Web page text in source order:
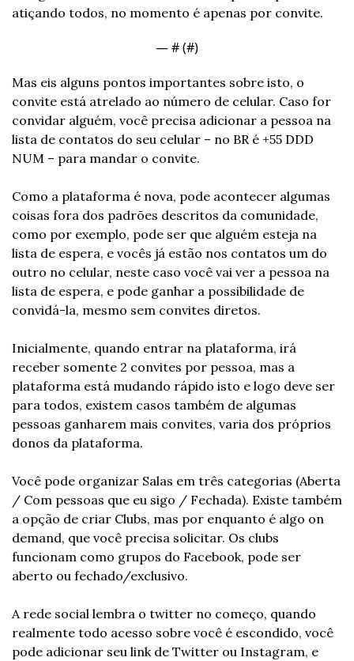
atiçando todos, no momento é apenas por convite.
— # (#)
Mas eis alguns pontos importantes sobre isto, o
convite está atrelado ao número de celular. Caso for
convidar alguém, você precisa adicionar a pessoa na
lista de contatos do seu celular – no BR é +55 DDD
NUM – para mandar o convite.
Como a plataforma é nova, pode acontecer algumas
coisas fora dos padrões descritos da comunidade,
como por exemplo, pode ser que alguém esteja na
lista de espera, e vocês já estão nos contatos um do
outro no celular, neste caso você vai ver a pessoa na
lista de espera, e pode ganhar a possibilidade de
convidá-la, mesmo sem convites diretos.
Inicialmente, quando entrar na plataforma, irá
receber somente 2 convites por pessoa, mas a
plataforma está mudando rápido isto e logo deve ser
para todos, existem casos também de algumas
pessoas ganharem mais convites, varia dos próprios
donos da plataforma.
Você pode organizar Salas em três categorias (Aberta
/ Com pessoas que eu sigo / Fechada). Existe também
a opção de criar Clubs, mas por enquanto é algo on
demand, que você precisa solicitar. Os clubs
funcionam como grupos do Facebook, pode ser
aberto ou fechado/exclusivo.
A rede social lembra o twitter no começo, quando
realmente todo acesso sobre você é escondido, você
pode adicionar seu link de Twitter ou Instagram, e